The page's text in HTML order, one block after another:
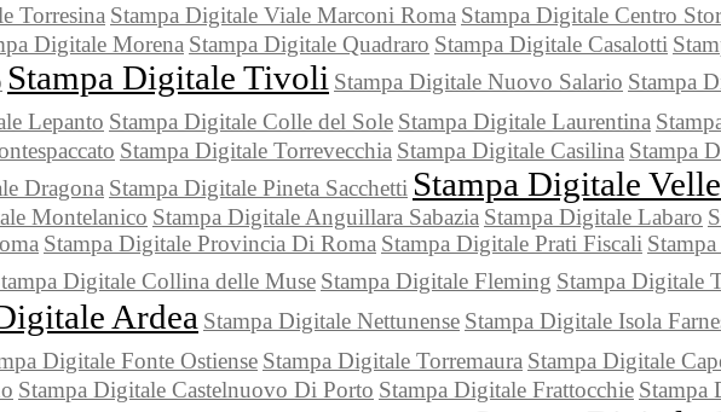
Torresina Stampa Digitale Viale Marconi Roma Stampa Digitale Centro
Digitale Morena Stampa Digitale Quadraro Stampa Digitale Casalotti
Stampa Digitale Tivoli Stampa Digitale Nuovo Salario Stampa
Lepanto Stampa Digitale Colle del Sole Stampa Digitale Laurentina
Stampa Digitale Torrevecchia Stampa Digitale Casilina Stampa
Dragona Stampa Digitale Pineta Sacchetti Stampa Digitale
Montelanico Stampa Digitale Anguillara Sabazia Stampa Digitale Labaro
Stampa Digitale Provincia Di Roma Stampa Digitale Prati Fiscali
Digitale Collina delle Muse Stampa Digitale Fleming Stampa Digitale
Ardea Stampa Digitale Nettunense Stampa Digitale Isola
Digitale Fonte Ostiense Stampa Digitale Torremaura Stampa Digitale
Stampa Digitale Castelnuovo Di Porto Stampa Digitale Frattocchie Stampa